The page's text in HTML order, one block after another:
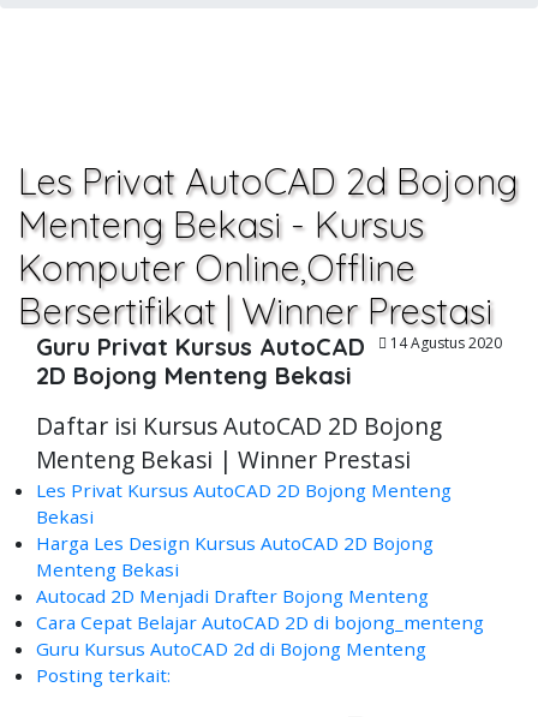
Les Privat AutoCAD 2d Bojong
Menteng Bekasi - Kursus
Komputer Online,Offline
Bersertifikat | Winner Prestasi
14 Agustus 2020
Guru Privat Kursus AutoCAD
2D Bojong Menteng Bekasi
Daftar isi Kursus AutoCAD 2D Bojong
Menteng Bekasi | Winner Prestasi
Les Privat Kursus AutoCAD 2D Bojong Menteng
Bekasi
Harga Les Design Kursus AutoCAD 2D Bojong
Menteng Bekasi
Autocad 2D Menjadi Drafter Bojong Menteng
Cara Cepat Belajar AutoCAD 2D di bojong_menteng
Guru Kursus AutoCAD 2d di Bojong Menteng
Posting terkait: